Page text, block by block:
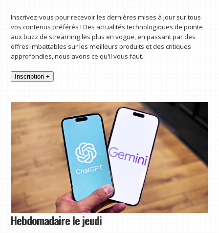
Inscrivez-vous pour recevoir les dernières mises à jour sur tous
vos contenus préférés ! Des actualités technologiques de pointe
aux buzz de streaming les plus en vogue, en passant par des
offres imbattables sur les meilleurs produits et des critiques
approfondies, nous avons ce qu'il vous faut.
Inscription +
Hebdomadaire le jeudi